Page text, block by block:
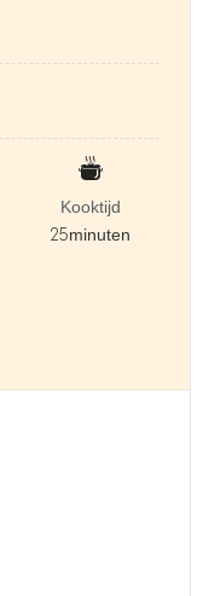
Kooktijd
25minuten